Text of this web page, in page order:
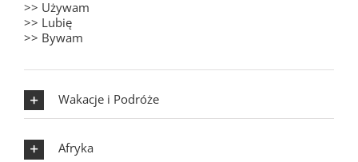
>> Używam
>> Lubię
>> Bywam
Wakacje i Podróże
Afryka